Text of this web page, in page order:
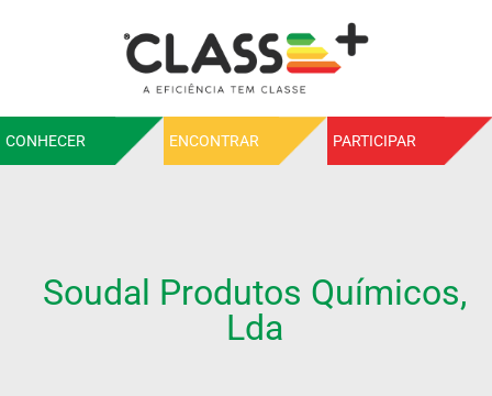
CONHECER ENCONTRAR PARTICIPAR
Soudal Produtos Químicos,
Lda